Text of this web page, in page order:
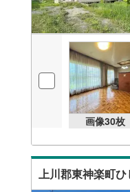
画像30枚
上川郡東神楽町